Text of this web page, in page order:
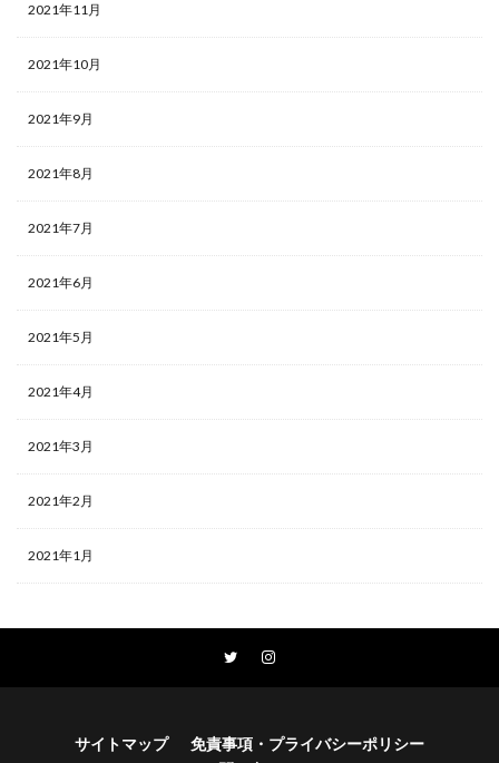
2021年11月
2021年10月
2021年9月
2021年8月
2021年7月
2021年6月
2021年5月
2021年4月
2021年3月
2021年2月
2021年1月
サイトマップ
免責事項・プライバシーポリシー